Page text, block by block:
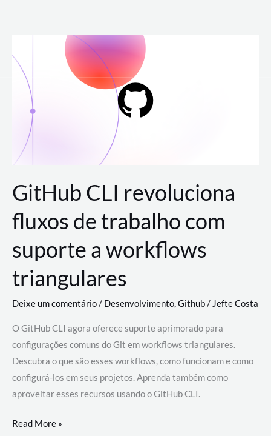
para
conteúdo
GitHub CLI revoluciona
fluxos de trabalho com
suporte a workflows
triangulares
Deixe um comentário/ Desenvolvimento,Github/ Jefte Costa
O GitHub CLI agora oferece suporte aprimorado para
configurações comuns do Git em workflows triangulares.
Descubra o que são esses workflows, como funcionam e como
configurá-los em seus projetos. Aprenda também como
aproveitar esses recursos usando o GitHub CLI.
GitHub
Read More »